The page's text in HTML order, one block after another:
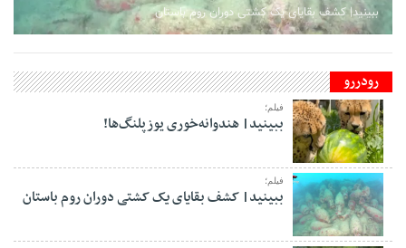
ببینید| کشف بقایای یک کشتی دوران روم باستان
رودررو
فیلم؛
ببینید| هندوانه‌خوری یوزپلنگ‌ها!
فیلم؛
ببینید| کشف بقایای یک کشتی دوران روم باستان